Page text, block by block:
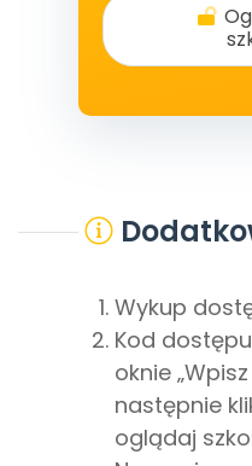
Wykup
Kod
oknie
następnie
oglądaj